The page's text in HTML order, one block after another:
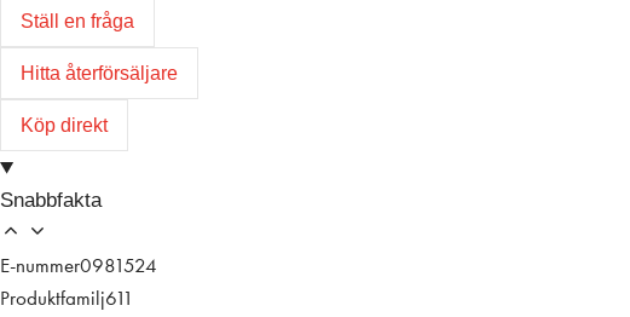
Ställ en fråga
Hitta återförsäljare
Köp direkt
Snabbfakta
E-nummer0981524
Produktfamilj611